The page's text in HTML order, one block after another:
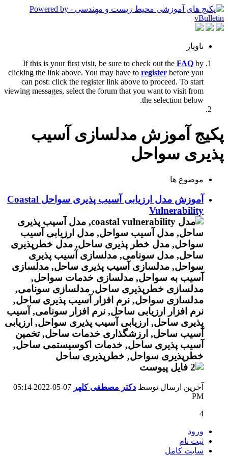
ناوبار
If this is your first visit, be sure to check out the FAQ by
clicking the link above. You may have to register before you
can post: click the register link above to proceed. To start
viewing messages, select the forum that you want to visit from
the selection below.
پکیج آموزش مدلسازی آسیب
پذیری سواحل
موضوع ها
آموزش مدل ارزیابی آسیب پذیری سواحل Coastal
Vulnerability
آخرین ارسال توسط دکتر مصطفی کلهر
05:14
PM
4
ورود
ثبت نام
سایت کامل